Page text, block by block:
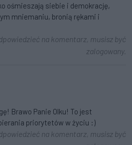
ośmieszają siebie i demokrację,
mniemaniu, bronią rękami i
na komentarz, musisz być
zalogowany.
Brawo Panie Olku! To jest
priorytetów w życiu :)
na komentarz, musisz być